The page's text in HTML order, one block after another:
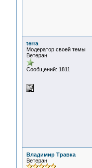
terra
Модератор своей темы
Ветеран
Сообщений: 1811
Владимир Травка
Ветеран